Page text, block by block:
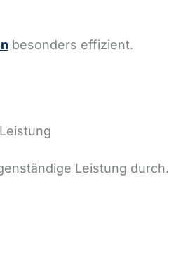
besonders effizient.
Leistung durch.